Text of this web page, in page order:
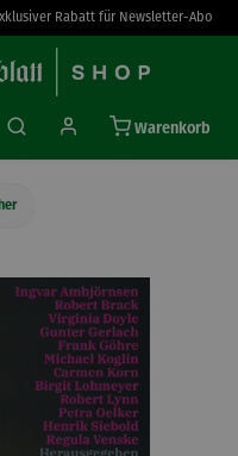
Rabatt für Newsletter-Abo
Warenkorb